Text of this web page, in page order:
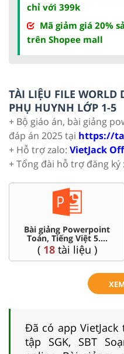
chỉ với 399k
Mã giảm giá 20%
trên Shopee mall
TÀI LIỆU FILE WORLD
PHỤ HUYNH LỚP 1-5
+ Bộ giáo án, bài giảng
đáp án 2025 tại https://
+ Hỗ trợ zalo: VietJack
+ Tổng đài hỗ trợ đăng ký :
Bài giảng Powerpoint
Toán, Tiếng Việt 5....
(18tài liệu )
Đã có app
tập SGK, SBT